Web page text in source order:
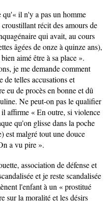
il n'y a pas un homme
récit des amours de
qui avait, au cours
âgées de onze à quinze ans),
aimé être à sa place ».
je me demande comment
de telles accusations et
eu de procès en bonne et dû
Ne peut-on pas le qualifier
affirme « En outre, si violence
qu'on glisse dans la poche
est malgré tout une douce
a vu pire ».
association de défense et
et je reste scandalisée
l'enfant à un « prostitué
sur la moralité et les désirs